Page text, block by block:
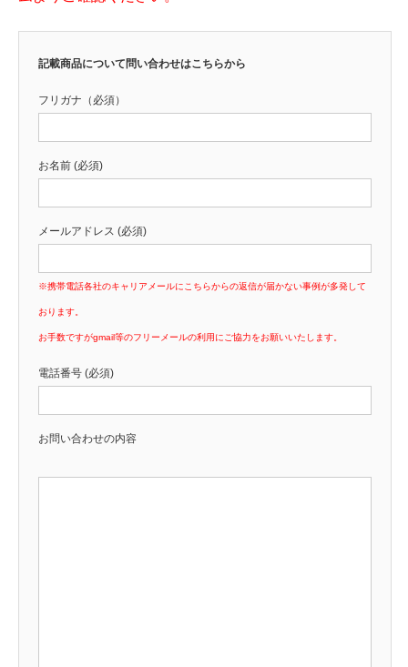
記載商品について問い合わせはこちらから
フリガナ（必須）
お名前 (必須)
メールアドレス (必須)
※携帯電話各社のキャリアメールにこちらからの返信が届かない事例が多発して
おります。
お手数ですがgmail等のフリーメールの利用にご協力をお願いいたします。
電話番号 (必須)
お問い合わせの内容